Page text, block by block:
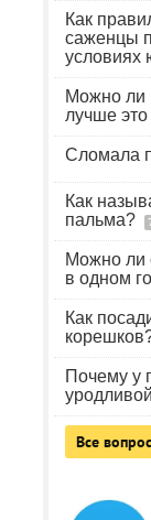
Как
саженцы
условиях
Можно ли
лучше это
Сломала
Как
пальма?
Можно ли
в одном
Как
Почему у
Все